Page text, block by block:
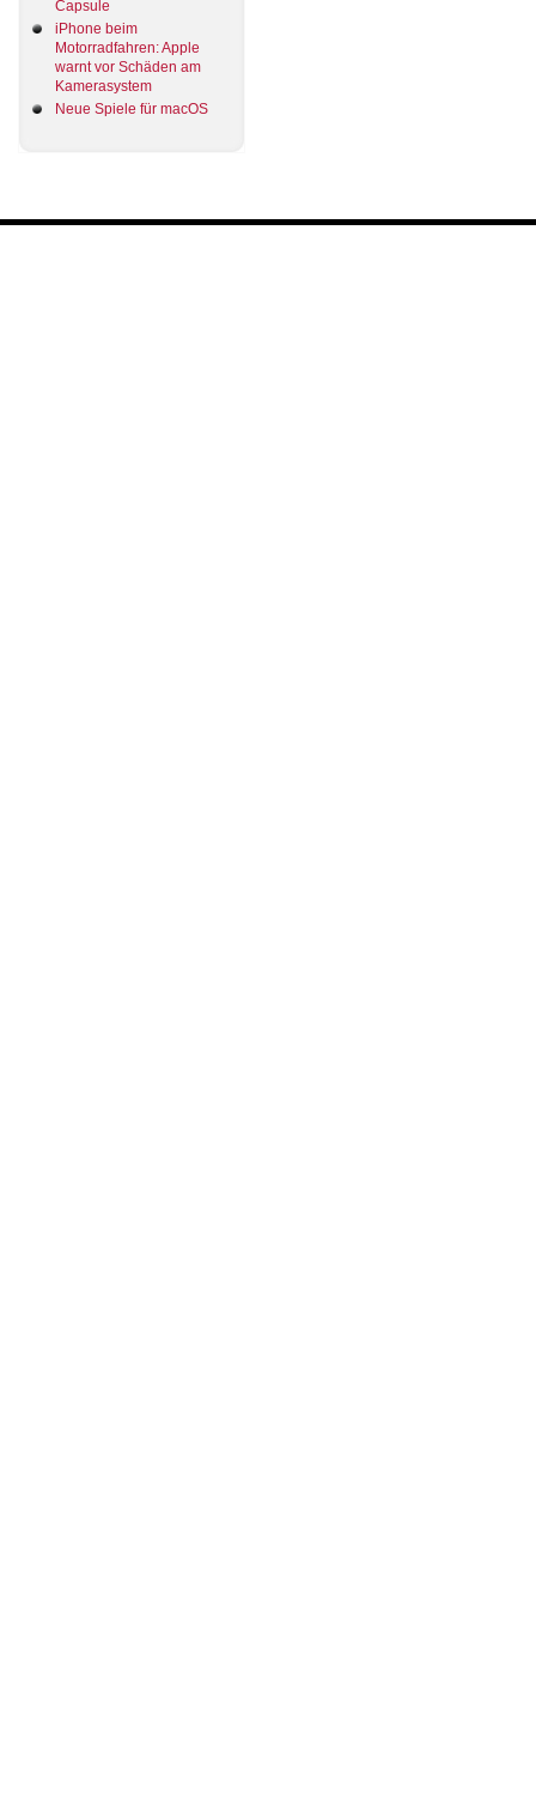
Capsule
iPhone beim
Motorradfahren: Apple
warnt vor Schäden am
Kamerasystem
Neue Spiele für macOS